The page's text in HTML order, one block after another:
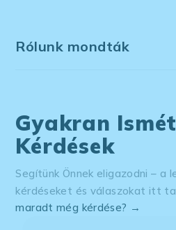
Rólunk mondták
Gyakran
Kérdések
Segítünk Önnek eligazodni – a
kérdéseket és válaszokat itt
maradt még kérdése? →